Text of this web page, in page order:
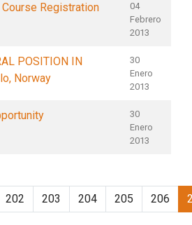
Registration
04
Febrero
2013
POSITION IN
Norway
30
Enero
2013
30
Enero
2013
202 203 204 205 206